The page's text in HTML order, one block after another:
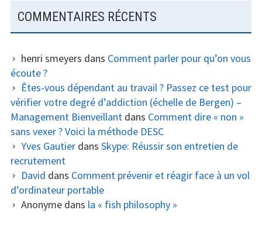
COMMENTAIRES RÉCENTS
henri smeyers dans Comment parler pour qu’on vous
écoute ?
Êtes-vous dépendant au travail ? Passez ce test pour
vérifier votre degré d’addiction (échelle de Bergen) –
Management Bienveillantdans Comment dire « non »
sans vexer ? Voici la méthode DESC
Yves Gautierdans Skype: Réussir son entretien de
recrutement
David dans Comment prévenir et réagir face à un vol
d’ordinateur portable
Anonymedans la « fish philosophy »